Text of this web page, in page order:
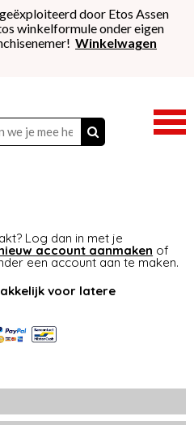
door Etos Assen
winkelformule onder eigen
Winkelwagen
Log dan in met je
account aanmaken of
een account aan te maken.
voor latere